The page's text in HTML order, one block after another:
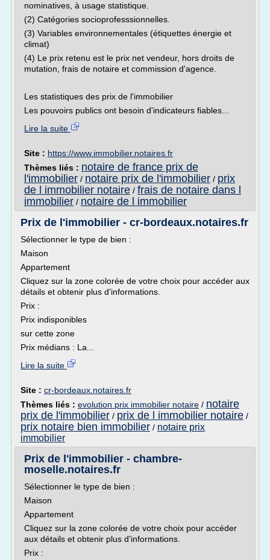
nominatives, à usage statistique.
(2) Catégories socioprofesssionnelles.
(3) Variables environnementales (étiquettes énergie et
climat)
(4) Le prix retenu est le prix net vendeur, hors droits de
mutation, frais de notaire et commission d'agence.
Les statistiques des prix de l'immobilier
Les pouvoirs publics ont besoin d'indicateurs fiables...
Lire la suite
Site : https://www.immobilier.notaires.fr
Thèmes liés : notaire de france prix de
l'immobilier / notaire prix de l'immobilier / prix
de l immobilier notaire / frais de notaire dans l
immobilier / notaire de l immobilier
Prix de l'immobilier - cr-bordeaux.notaires.fr
Sélectionner le type de bien :
Maison
Appartement
Cliquez sur la zone colorée de votre choix pour accéder aux
détails et obtenir plus d'informations.
Prix :
Prix indisponibles
sur cette zone
Prix médians : La...
Lire la suite
Site : cr-bordeaux.notaires.fr
Thèmes liés : evolution prix immobilier notaire / notaire
prix de l'immobilier / prix de l immobilier notaire /
prix notaire bien immobilier / notaire prix
immobilier
Prix de l'immobilier - chambre-
moselle.notaires.fr
Sélectionner le type de bien :
Maison
Appartement
Cliquez sur la zone colorée de votre choix pour accéder
aux détails et obtenir plus d'informations.
Prix :